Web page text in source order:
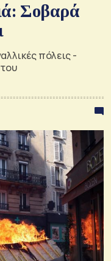
Σοβαρά
πόλεις -